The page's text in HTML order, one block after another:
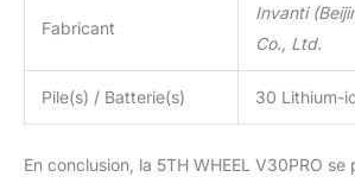
Fabricant
Invanti
Co., Ltd.
Pile(s) / Batterie(s) 30 Lithium-
En conclusion, la 5TH WHEEL V30PRO